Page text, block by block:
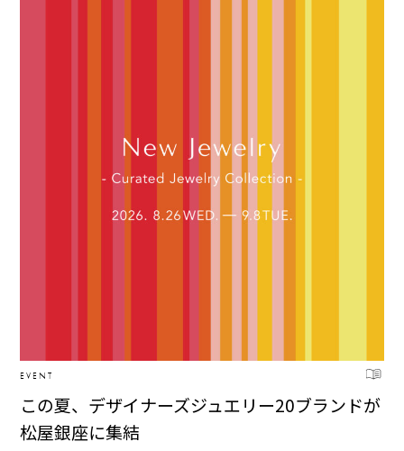
EVENT
この夏、デザイナーズジュエリー20ブランドが
松屋銀座に集結